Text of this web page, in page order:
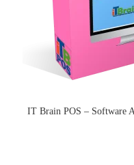
IT Brain POS – Software